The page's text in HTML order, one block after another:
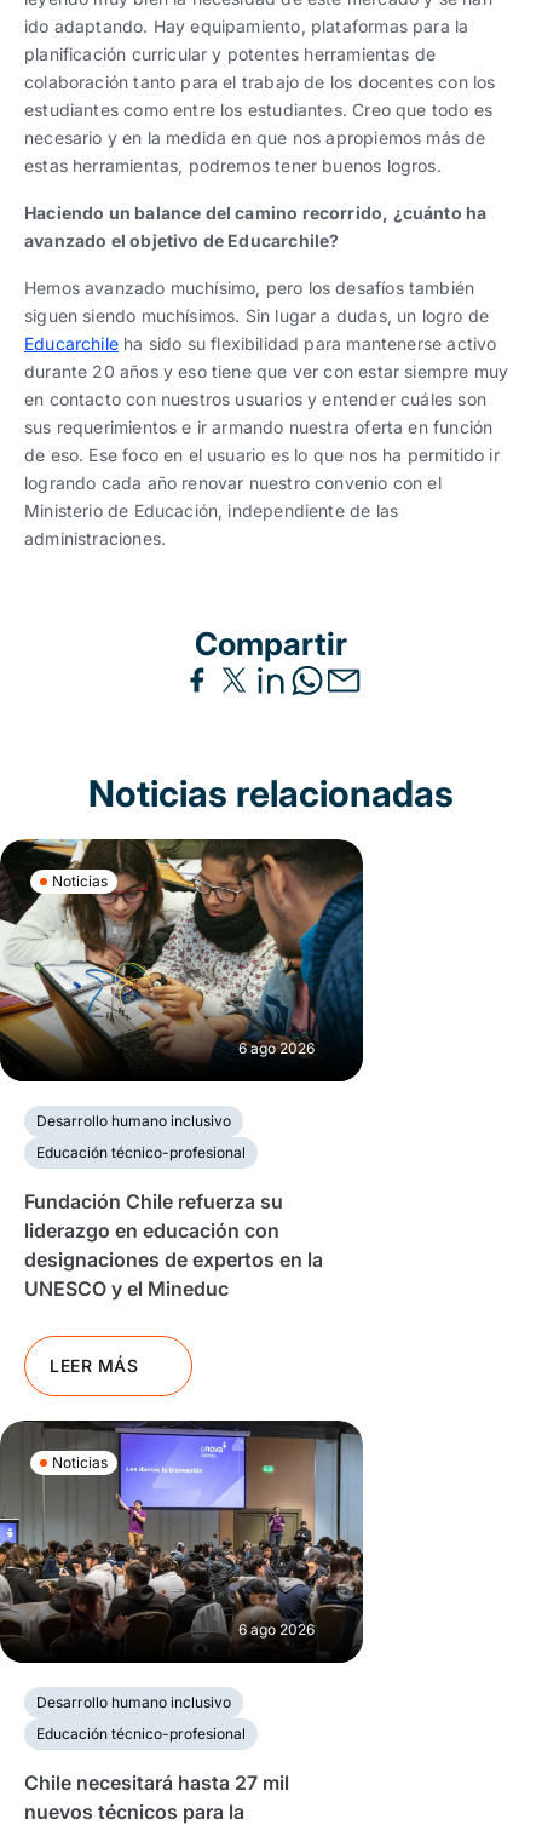
ido adaptando. Hay equipamiento, plataformas para la
planificación curricular y potentes herramientas de
colaboración tanto para el trabajo de los docentes con los
estudiantes como entre los estudiantes. Creo que todo es
necesario y en la medida en que nos apropiemos más de
estas herramientas, podremos tener buenos logros.
Haciendo un balance del camino recorrido, ¿cuánto ha
avanzado el objetivo de Educarchile?
Hemos avanzado muchísimo, pero los desafíos también
siguen siendo muchísimos. Sin lugar a dudas, un logro de
Educarchileha sido su flexibilidad para mantenerse activo
durante 20 años y eso tiene que ver con estar siempre muy
en contacto con nuestros usuarios y entender cuáles son
sus requerimientos e ir armando nuestra oferta en función
de eso. Ese foco en el usuario es lo que nos ha permitido ir
logrando cada año renovar nuestro convenio con el
Ministerio de Educación, independiente de las
administraciones.
Compartir
Noticias relacionadas
Noticias
6 ago 2026
Desarrollo humano inclusivo
Educación técnico-profesional
Fundación Chile refuerza su
liderazgo en educación con
designaciones de expertos en la
UNESCO y el Mineduc
LEER MÁS
Noticias
6 ago 2026
Desarrollo humano inclusivo
Educación técnico-profesional
Chile necesitará hasta 27 mil
nuevos técnicos para la